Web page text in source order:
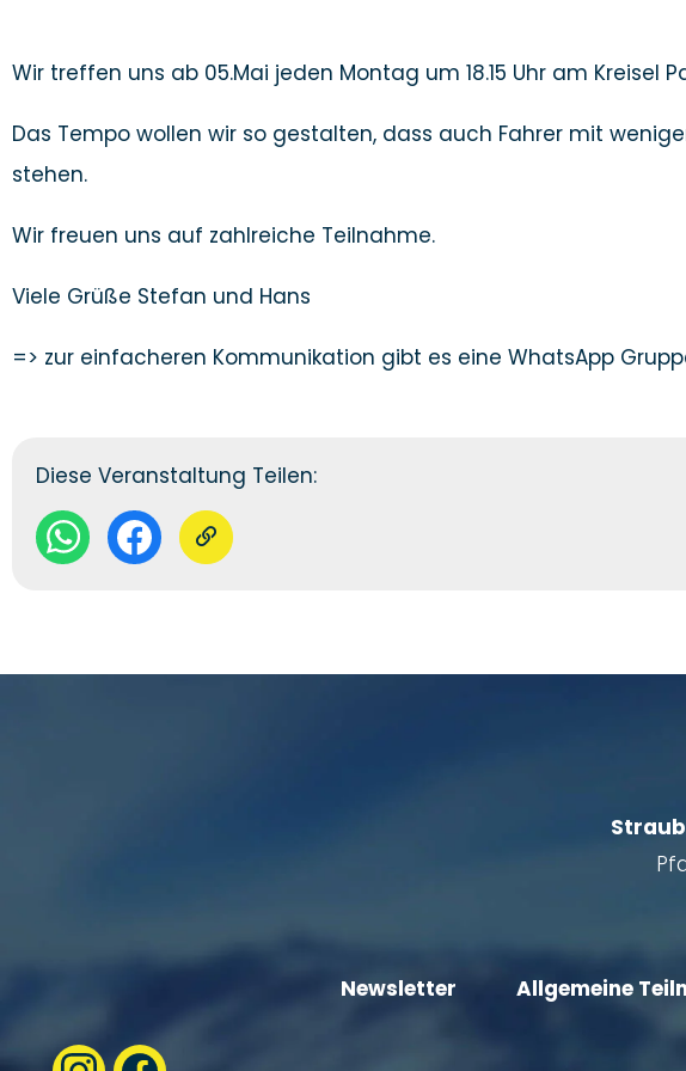
Wir treffen uns ab 05.Mai jeden Montag um 18.15 Uhr am
Das Tempo wollen wir so gestalten, dass auch Fahrer mit
stehen.
Wir freuen uns auf zahlreiche Teilnahme.
Viele Grüße Stefan und Hans
=> zur einfacheren Kommunikation gibt es eine WhatsApp
Diese Veranstaltung Teilen:
Newsletter Allgemeine